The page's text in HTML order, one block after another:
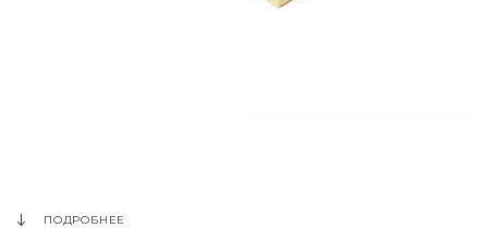
ПОДРОБНЕЕ